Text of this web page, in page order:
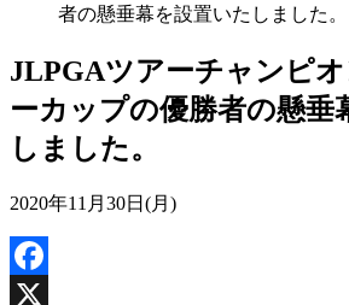
者の懸垂幕を設置いたしました。
JLPGAツアーチャンピ
ーカップの優勝者の懸垂
しました。
2020年11月30日(月)
Facebook